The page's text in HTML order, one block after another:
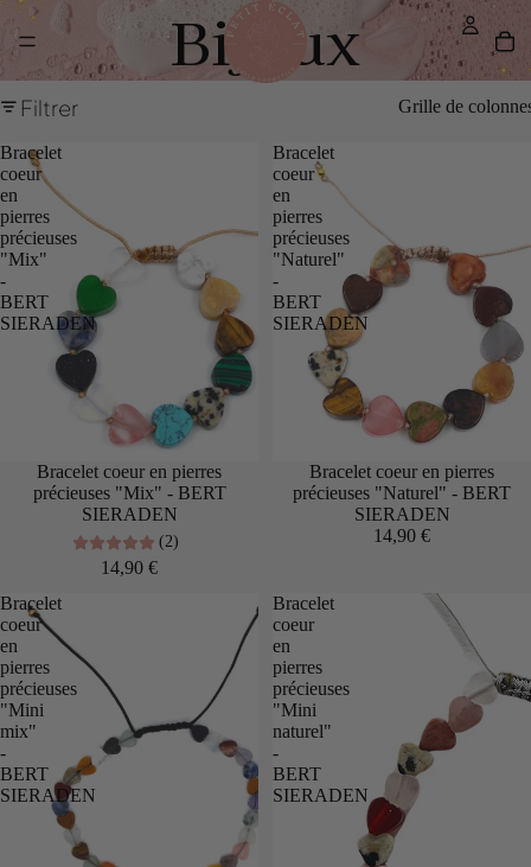
Bijoux
Filtrer Grille de
Bracelet
coeur
en
pierres
précieuses
"Mix"
-
BERT
SIERADEN
Bracelet coeur en pierres
précieuses "Mix" - BERT
SIERADEN
(2)
14,90 €
Bracelet
coeur
en
pierres
précieuses
"Naturel"
-
BERT
SIERADEN
Bracelet coeur en pierres
précieuses "Naturel" - BERT
SIERADEN
14,90 €
Bracelet
coeur
en
pierres
précieuses
"Mini
mix"
-
BERT
SIERADEN
Bracelet
coeur
en
pierres
précieuses
"Mini
naturel"
-
BERT
SIERADEN